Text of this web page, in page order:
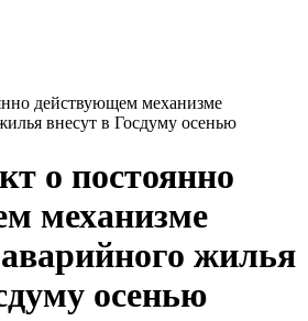
действующем механизме
внесут в Госдуму осенью
о постоянно
механизме
жилья
осенью